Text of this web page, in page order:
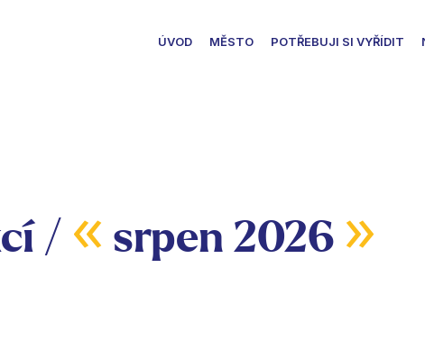
ÚVOD MĚSTO POTŘEBUJI SI VYŘÍDIT
/ « srpen 2026 »